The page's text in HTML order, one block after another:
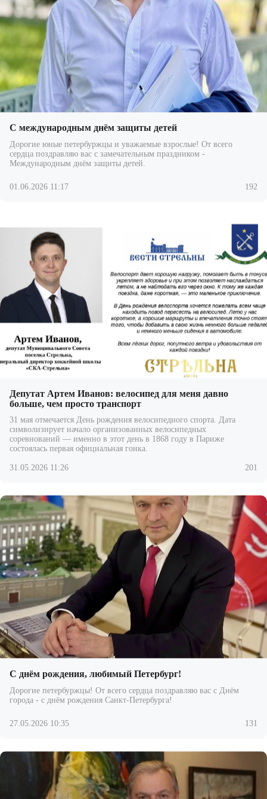
С международным днём защиты детей
Дорогие юные петербуржцы и уважаемые взрослые! От всего
сердца поздравляю вас с замечательным праздником -
Международным днём защиты детей.
01.06.2026 11:17 192
Депутат Артем Иванов: велосипед для меня давно
больше, чем просто транспорт
31 мая отмечается День рождения велосипедного спорта. Дата
символизирует начало организованных велосипедных
соревнований — именно в этот день в 1868 году в Париже
состоялась первая официальная гонка.
31.05.2026 11:26 201
С днём рождения, любимый Петербург!
Дорогие петербуржцы! От всего сердца поздравляю вас с Днём
города - с днём рождения Санкт-Петербурга!
27.05.2026 10:35 131